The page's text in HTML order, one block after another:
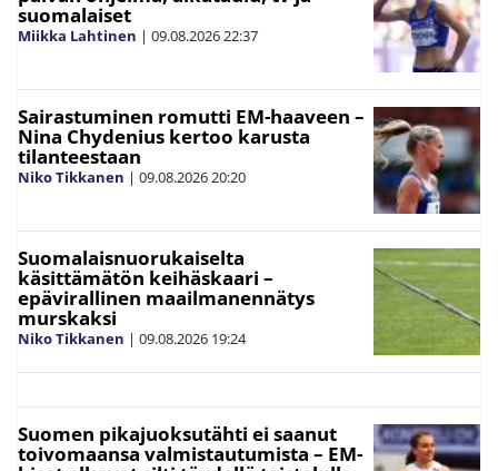
suomalaiset
Miikka Lahtinen | 09.08.202622:37
Sairastuminen romutti EM-haaveen –
Nina Chydenius kertoo karusta
tilanteestaan
Niko Tikkanen | 09.08.202620:20
Suomalaisnuorukaiselta
käsittämätön keihäskaari –
epävirallinen maailmanennätys
murskaksi
Niko Tikkanen | 09.08.2026 19:24
Suomen pikajuoksutähti ei saanut
toivomaansa valmistautumista – EM-